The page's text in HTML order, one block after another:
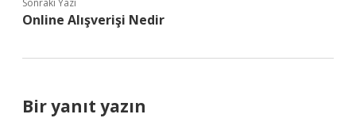
Sonraki Yazı
Online Alışverişi Nedir
Bir yanıt yazın